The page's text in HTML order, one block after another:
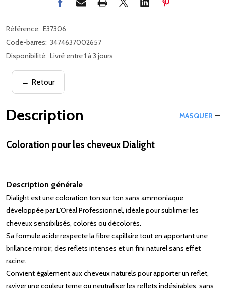
Référence: E37306
Code-barres: 3474637002657
Disponibilité: Livré entre 1 à 3 jours
← Retour
Description MASQUER
Coloration pour les cheveux Dialight
Description générale
Dialight est une coloration ton sur ton sans ammoniaque
développée par L'Oréal Professionnel, idéale pour sublimer les
cheveux sensibilisés, colorés ou décolorés.
Sa formule acide respecte la fibre capillaire tout en apportant une
brillance miroir, des reflets intenses et un fini naturel sans effet
racine.
Convient également aux cheveux naturels pour apporter un reflet,
raviver une couleur terne ou neutraliser les reflets indésirables, sans